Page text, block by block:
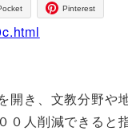
Pinterest
き、文教分野や
人削減できると